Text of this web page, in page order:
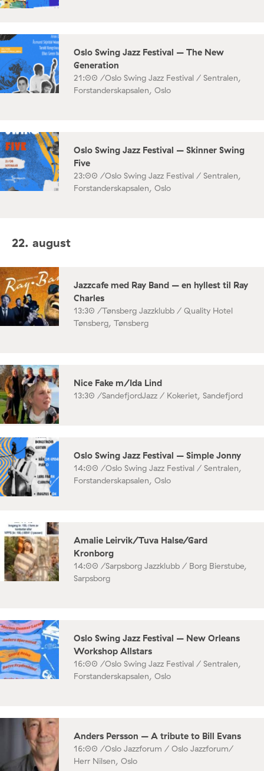
Oslo Swing Jazz Festival – The New
Generation
21:00 /Oslo Swing Jazz Festival / Sentralen,
Forstanderskapsalen, Oslo
Oslo Swing Jazz Festival – Skinner Swing
Five
23:00 /Oslo Swing Jazz Festival / Sentralen,
Forstanderskapsalen, Oslo
22. august
Jazzcafe med Ray Band – en hyllest til Ray
Charles
13:30 /Tønsberg Jazzklubb / Quality Hotel
Tønsberg, Tønsberg
Nice Fake m/Ida Lind
13:30 /SandefjordJazz / Kokeriet, Sandefjord
Oslo Swing Jazz Festival – Simple Jonny
14:00 /Oslo Swing Jazz Festival / Sentralen,
Forstanderskapsalen, Oslo
Amalie Leirvik/Tuva Halse/Gard
Kronborg
14:00 /Sarpsborg Jazzklubb / Borg Bierstube,
Sarpsborg
Oslo Swing Jazz Festival – New Orleans
Workshop Allstars
16:00 /Oslo Swing Jazz Festival / Sentralen,
Forstanderskapsalen, Oslo
Anders Persson – A tribute to Bill Evans
16:00 /Oslo Jazzforum / Oslo Jazzforum/
Herr Nilsen, Oslo